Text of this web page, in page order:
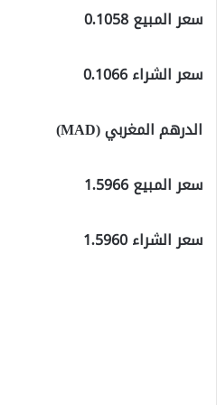
سعر المبيع 0.1058
سعر الشراء 0.1066
الدرهم المغربي (MAD)
سعر المبيع 1.5966
سعر الشراء 1.5960